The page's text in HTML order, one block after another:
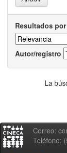
Resultados
Autor/registro
La
Correo:
Teléfono: